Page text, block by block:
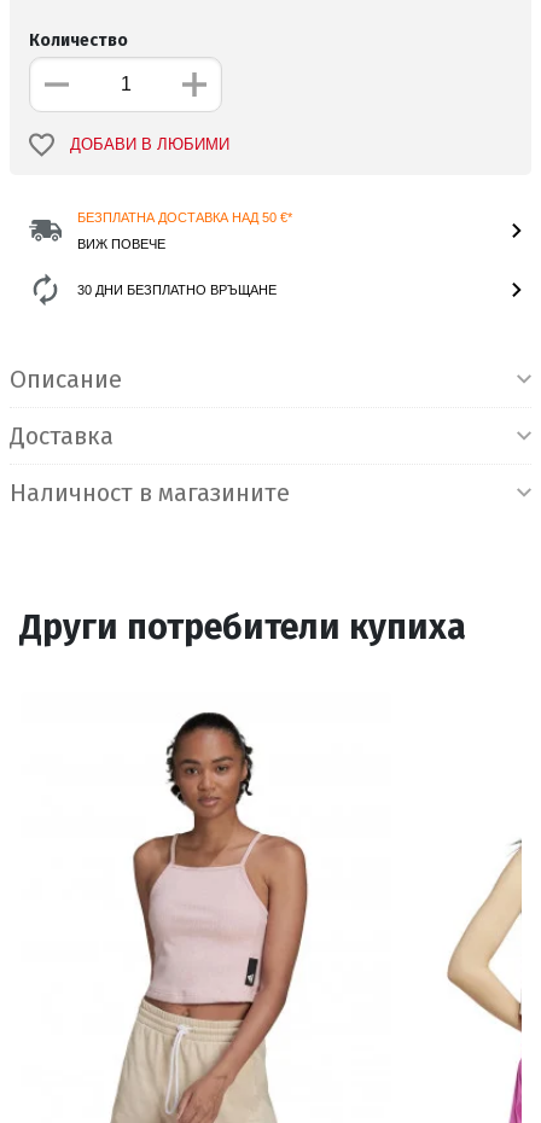
Количество
ДОБАВИ В ЛЮБИМИ
БЕЗПЛАТНА ДОСТАВКА НАД 50 €*
ВИЖ ПОВЕЧЕ
30 ДНИ БЕЗПЛАТНО ВРЪЩАНЕ
Описание
Доставка
Наличност в магазините
Други потребители купиха